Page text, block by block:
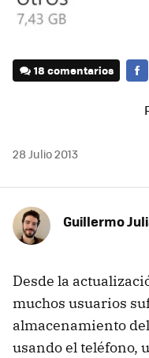
18 comentarios
28 Julio 2013
Guillermo
Desde la
muchos usuarios
almacenamiento
usando el teléfono,